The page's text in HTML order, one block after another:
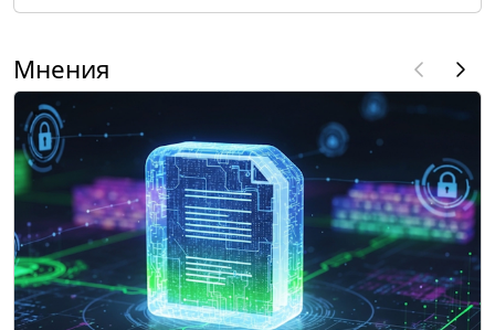
Мнения